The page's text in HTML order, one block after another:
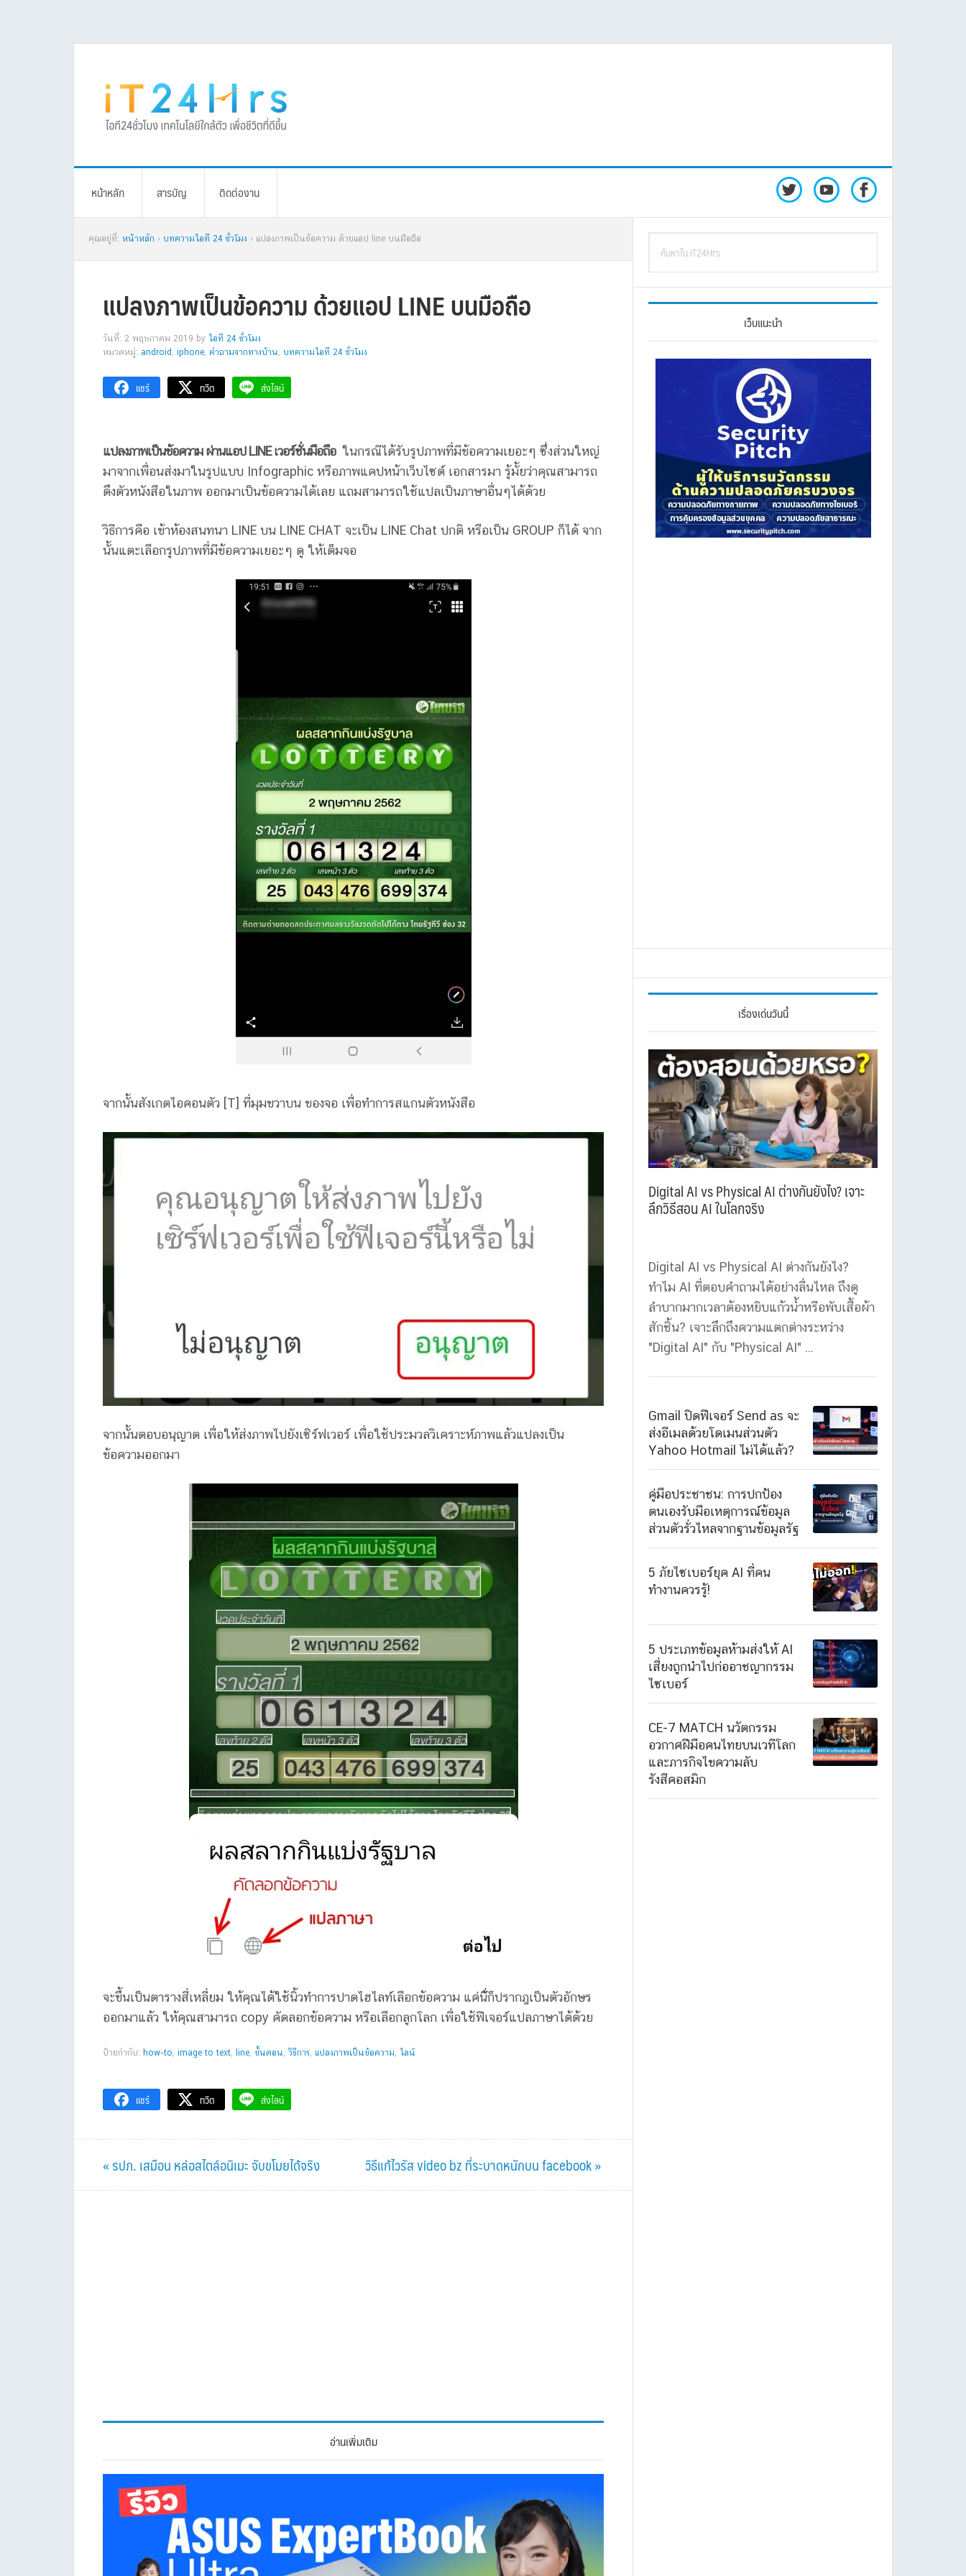
หน้าหลัก สารบัญ ติดต่องาน
คุณอยู่ที่: หน้าหลัก › บทความไอที 24 ชั่วโมง › แปลงภาพเป็นข้อความ ด้วยแอป line บนมือถือ
แปลงภาพเป็นข้อความ ด้วยแอป LINE บนมือถือ
วันที่: 2 พฤษภาคม 2019 by ไอที 24 ชั่วโมง
หมวดหมู่: android , iphone, คำถามจากทางบ้าน, บทความไอที 24 ชั่วโมง
แชร์ ทวีต ส่งไลน์
แปลงภาพเป็นข้อความ ผ่านแอป LINE เวอร์ชั่นมือถือ ในกรณีได้รับรูปภาพที่มีข้อความเยอะๆ ซึ่งส่วนใหญ่
มาจากเพื่อนส่งมาในรูปแบบ Infographic หรือภาพแคปหน้าเว็บไซต์ เอกสารมา รู้มั้ยว่าคุณสามารถ
ดึงตัวหนังสือในภาพ ออกมาเป็นข้อความได้เลย แถมสามารถใช้แปลเป็นภาษาอื่นๆได้ด้วย
วิธีการคือ เข้าห้องสนทนา LINE บน LINE CHAT จะเป็น LINE Chat ปกติ หรือเป็น GROUP ก็ได้ จาก
นั้นแตะเลือกรูปภาพที่มีข้อความเยอะๆ ดู ให้เต็มจอ
จากนั้นสังเกตไอคอนตัว [T] ที่มุมขวาบน ของจอ เพื่อทำการสแกนตัวหนังสือ
จากนั้นตอบอนุญาต เพื่อให้ส่งภาพไปยังเซิร์ฟเวอร์ เพื่อใช้ประมวลวิเคราะห์ภาพแล้วแปลงเป็น
ข้อความออกมา
จะขึ้นเป็นตารางสี่เหลี่ยม ให้คุณได้ใช้นิ้วทำการปาดไฮไลท์เลือกข้อความ แค่นี่้ก็ปรากฎเป็นตัวอักษร
ออกมาแล้ว ให้คุณสามารถ copy คัดลอกข้อความ หรือเลือกลูกโลก เพื่อใช้ฟีเจอร์แปลภาษาได้ด้วย
ป้ายกำกับ: how-to, image to text, line, ขั้นตอน,วิธีการ, แปลงภาพเป็นข้อความ, ไลน์
แชร์ ทวีต ส่งไลน์
Previous
Post:
« รปภ. เสมือน หล่อสไตล์อนิเมะ จับขโมยได้จริง
Next
Post:
วิธีแก้ไวรัส video bz ที่ระบาดหนักบน facebook »
อ่านเพิ่มเติม
Primary
Sidebar
iT24Hrs
เว็บแนะนำ
เรื่องเด่นวันนี้
Digital AI vs Physical AI ต่างกันยังไง? เจาะ
ลึกวิธีสอน AI ในโลกจริง
Digital AI vs Physical AI ต่างกันยังไง?
ทำไม AI ที่ตอบคำถามได้อย่างลื่นไหล ถึงดู
ลำบากมากเวลาต้องหยิบแก้วน้ำหรือพับเสื้อผ้า
สักชิ้น? เจาะลึกถึงความแตกต่างระหว่าง
"Digital AI" กับ "Physical AI" ...
Gmail ปิดฟีเจอร์ Send as จะ
ส่งอีเมลด้วยโดเมนส่วนตัว
Yahoo Hotmail ไม่ได้แล้ว?
คู่มือประชาชน: การปกป้อง
ตนเองรับมือเหตุการณ์ข้อมูล
ส่วนตัวรั่วไหลจากฐานข้อมูลรัฐ
5 ภัยไซเบอร์ยุค AI ที่คน
ทำงานควรรู้!
5 ประเภทข้อมูลห้ามส่งให้ AI
เสี่ยงถูกนำไปก่ออาชญากรรม
ไซเบอร์
CE-7 MATCH นวัตกรรม
อวกาศฝีมือคนไทยบนเวทีโลก
และภารกิจไขความลับ
รังสีคอสมิก